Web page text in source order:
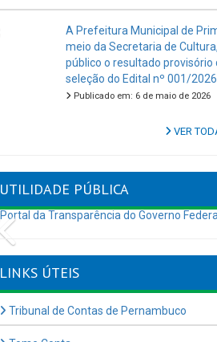
A Prefeitura Municipal de
meio da Secretaria de
público o resultado provisório
seleção do Edital nº 001/2026
Publicado em: 6 de maio de 2026
VER
UTILIDADE PÚBLICA
Previous
LINKS ÚTEIS
Tribunal de Contas de Pernambuco